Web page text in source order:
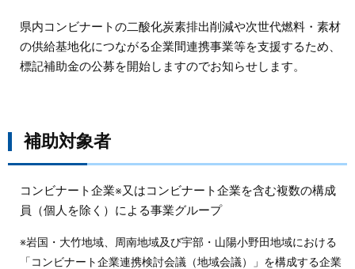
しごと・産業・観光
まちづくり
県内コンビナートの二酸化炭素排出削減や次世代燃料・素材
の供給基地化につながる企業間連携事業等を支援するため、
標記補助金の公募を開始しますのでお知らせします。
補助対象者
コンビナート企業※又はコンビナート企業を含む複数の構成
員（個人を除く）による事業グループ
※岩国・大竹地域、周南地域及び宇部・山陽小野田地域における
「コンビナート企業連携検討会議（地域会議）」を構成する企業